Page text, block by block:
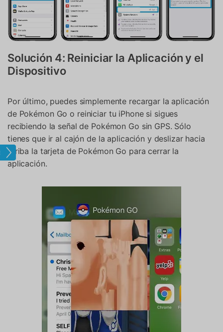
Solución 4: Reiniciar la Aplicación y el
Dispositivo
Por último, puedes simplemente recargar la aplicación
de Pokémon Go o reiniciar tu iPhone si sigues
recibiendo la señal de Pokémon Go sin GPS. Sólo
tienes que ir al cajón de la aplicación y deslizar hacia
arriba la tarjeta de Pokémon Go para cerrar la
aplicación.